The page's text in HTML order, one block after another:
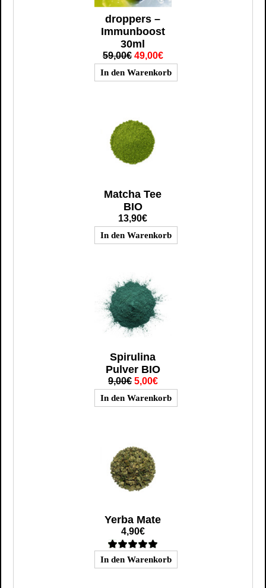
droppers –
Immunboost
30ml
59,00€ 49,00€
Matcha Tee
BIO
13,90€
Spirulina
Pulver BIO
9,00€ 5,00€
Yerba Mate
4,90€